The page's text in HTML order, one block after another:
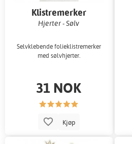
Klistremerker
Hjerter - Sølv
Selvklebende folieklistremerker
med sølvhjerter.
31 NOK
Kjøp